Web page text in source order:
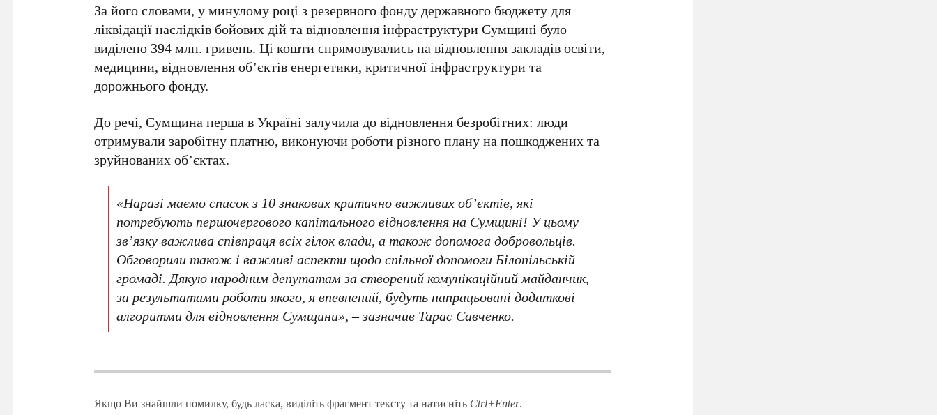
За його словами, у минулому році з резервного фонду державного бюджету для
ліквідації наслідків бойових дій та відновлення інфраструктури Сумщині було
виділено 394 млн. гривень. Ці кошти спрямовувались на відновлення закладів освіти,
медицини, відновлення об’єктів енергетики, критичної інфраструктури та
дорожнього фонду.
До речі, Сумщина перша в Україні залучила до відновлення безробітних: люди
отримували заробітну платню, виконуючи роботи різного плану на пошкоджених та
зруйнованих об’єктах.
«Наразі маємо список з 10 знакових критично важливих об’єктів, які
потребують першочергового капітального відновлення на Сумщині! У цьому
зв’язку важлива співпраця всіх гілок влади, а також допомога добровольців.
Обговорили також і важливі аспекти щодо спільної допомоги Білопільській
громаді. Дякую народним депутатам за створений комунікаційний майданчик,
за результатами роботи якого, я впевнений, будуть напрацьовані додаткові
алгоритми для відновлення Сумщини», – зазначив Тарас Савченко.
Якщо Ви знайшли помилку, будь ласка, виділіть фрагмент тексту та натисніть Ctrl+Enter.